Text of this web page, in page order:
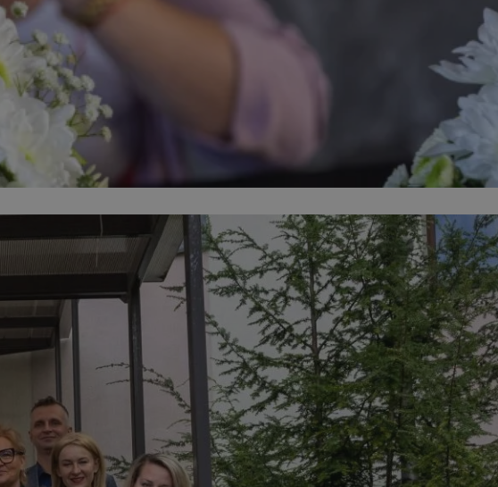
takich jak logowanie użytkownika i
strony internetowej.
identyfikator sesji.
przechowuje identyfikator sesji.
identyfikator sesji.
do rozróżniania ludzi i botów. Jest
strony internetowej, ponieważ
witryny internetowej.
do rozróżniania ludzi i botów. Jest
strony internetowej, ponieważ
ważnych raportów na temat
witryny internetowej.
używany przez usługę Cookie-
preferencji dotyczących
na pliki cookie. Jest to konieczne,
Cookie-Script.com działał poprawnie.
przechowuje informacje o zgodzie
jego preferencjach dotyczących
korzystania z witryny. Rejestruje
polityki prywatności i ustawień
ich przestrzeganie w kolejnych
temu użytkownik nie musi ponownie
preferencji, co zwiększa wygodę i
ochrony danych.